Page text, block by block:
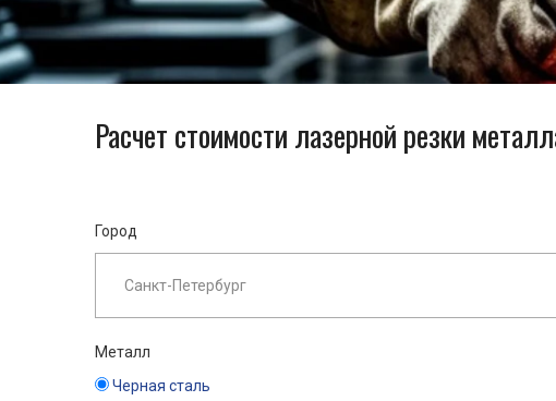
Расчет стоимости лазерной резки
Город
Металл
Черная сталь